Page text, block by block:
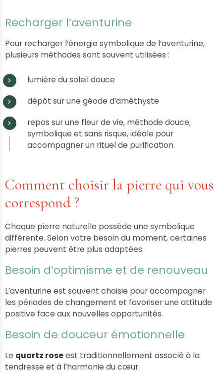
Recharger l’aventurine
Pour recharger l’énergie symbolique de l’aventurine,
plusieurs méthodes sont souvent utilisées :
lumière du soleil douce
dépôt sur une géode d’améthyste
repos sur une fleur de vie, méthode douce,
symbolique et sans risque, idéale pour
accompagner un rituel de purification.
Comment choisir la pierre qui vous
correspond ?
Chaque pierre naturelle possède une symbolique
différente. Selon votre besoin du moment, certaines
pierres peuvent être plus adaptées.
Besoin d’optimisme et de renouveau
L’aventurine est souvent choisie pour accompagner
les périodes de changement et favoriser une attitude
positive face aux nouvelles opportunités.
Besoin de douceur émotionnelle
Le quartz roseest traditionnellement associé à la
tendresse et à l’harmonie du cœur.